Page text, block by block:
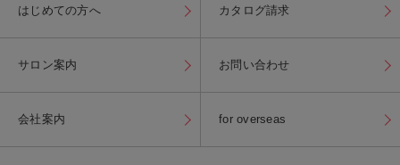
はじめての方へ カタログ請求
サロン案内 お問い合わせ
会社案内 for overseas